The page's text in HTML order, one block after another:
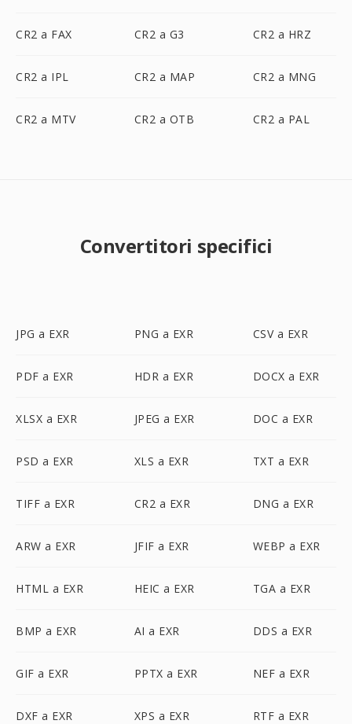
CR2 a FAX CR2 a G3 CR2 a HRZ
CR2 a IPL CR2 a MAP CR2 a MNG
CR2 a MTV CR2 a OTB CR2 a PAL
Convertitori specifici
JPG a EXR PNG a EXR CSV a EXR
PDF a EXR HDR a EXR DOCX a EXR
XLSX a EXR JPEG a EXR DOC a EXR
PSD a EXR XLS a EXR TXT a EXR
TIFF a EXR CR2 a EXR DNG a EXR
ARW a EXR JFIF a EXR WEBP a EXR
HTML a EXR HEIC a EXR TGA a EXR
BMP a EXR AI a EXR DDS a EXR
GIF a EXR PPTX a EXR NEF a EXR
DXF a EXR XPS a EXR RTF a EXR